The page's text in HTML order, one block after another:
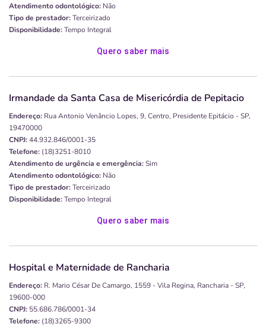
Atendimento odontológico: Não
Tipo de prestador:Terceirizado
Disponibilidade:Tempo Integral
Quero saber mais
Irmandade da Santa Casa de Misericórdia de Pepitacio
Endereço: Rua Antonio Venâncio Lopes, 9, Centro, Presidente Epitácio - SP,
19470000
CNPJ:44.932.846/0001-35
Telefone: (18)3251-8010
Atendimento de urgência e emergência:Sim
Atendimento odontológico: Não
Tipo de prestador:Terceirizado
Disponibilidade:Tempo Integral
Quero saber mais
Hospital e Maternidade de Rancharia
Endereço: R. Mario César De Camargo, 1559 - Vila Regina, Rancharia - SP,
19600-000
CNPJ: 55.686.786/0001-34
Telefone: (18)3265-9300